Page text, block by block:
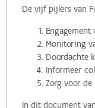
De vijf pijlers van
Monitoring
Doordachte
Informeer
Zorg voor
In ditdocument